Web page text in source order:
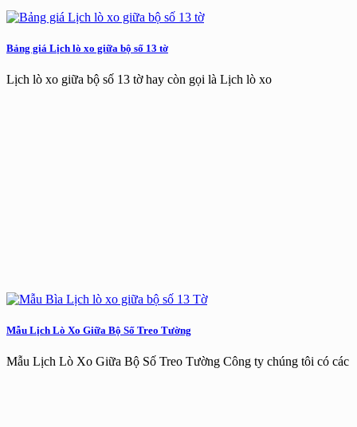
Bảng giá Lịch lò xo giữa bộ số 13 tờ
Lịch lò xo giữa bộ số 13 tờ hay còn gọi là Lịch lò xo
Mẫu Lịch Lò Xo Giữa Bộ Số Treo Tường
Mẫu Lịch Lò Xo Giữa Bộ Số Treo Tường Công ty chúng tôi có các